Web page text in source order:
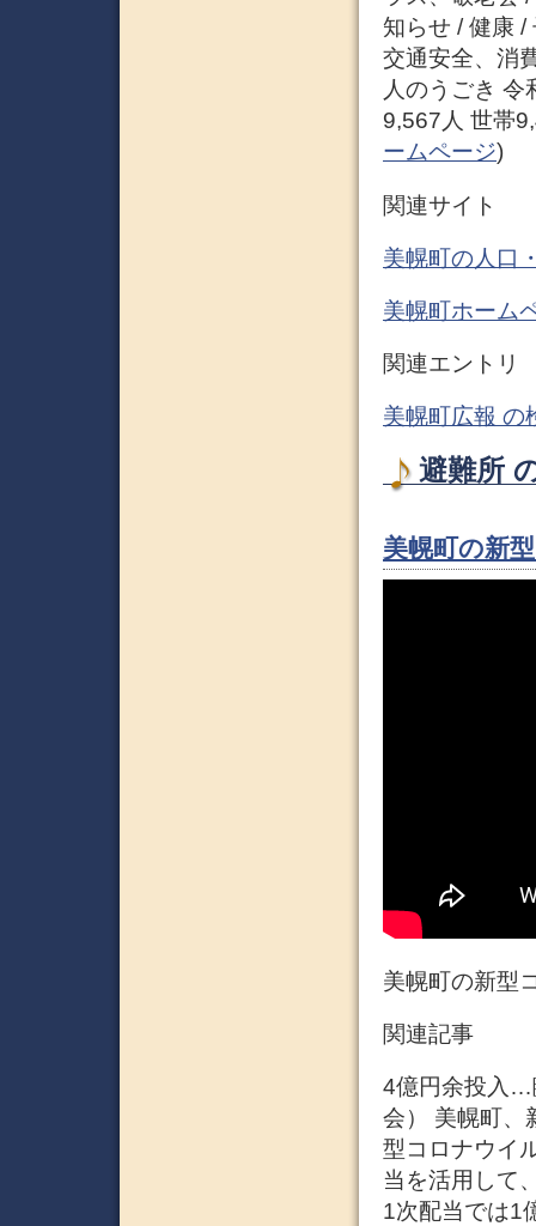
知らせ / 健康 /
交通安全、消
人のうごき
9,567人 世帯
ームページ)
関連サイト
美幌町の人口
美幌町ホーム
関連エントリ
美幌町広報 の
避難所
美幌町の新
美幌町の新型
関連記事
4億円余投入…
会） 美幌町、
型コロナウイ
当を活用して
1次配当では1